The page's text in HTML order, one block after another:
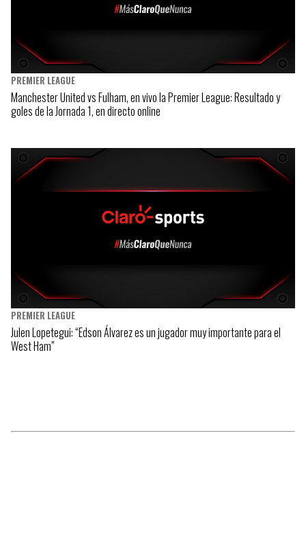
PREMIER LEAGUE
Manchester United vs Fulham, en vivo la Premier League: Resultado y
goles de la Jornada 1, en directo online
PREMIER LEAGUE
Julen Lopetegui: “Edson Álvarez es un jugador muy importante para el
West Ham”